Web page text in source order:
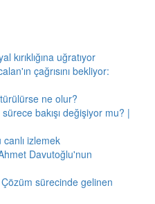
kırıklığına uğratıyor
çağrısını bekliyor:
ne olur?
bakışı değişiyor mu? |
canlı izlemek
Davutoğlu'nun
sürecinde gelinen